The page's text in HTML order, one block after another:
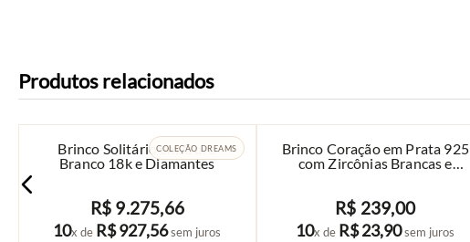
Produtos relacionados
COLEÇÃO DREAMS
Brinco Solitário em Ouro
Branco 18k e Diamantes
R$ 9.275,66
10x de R$927,56sem juros
COMPRAR
Brinco Coração em Prata 925
com Zircônias Brancas e
R$ 239,00
10x de R$23,90sem juros
COMPRAR